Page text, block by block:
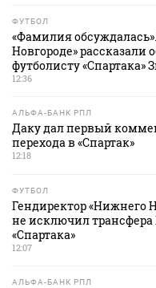
ФУТБОЛ
«Фамилия
Новгороде» рассказали
футболисту «Спартака»
12:36
АЛЬФА-БАНК РПЛ
Даку дал первый
перехода в «Спартак»
12:18
ФУТБОЛ
Гендиректор «Нижнего
не исключил трансфера
«Спартака»
12:07
АЛЬФА-БАНК РПЛ